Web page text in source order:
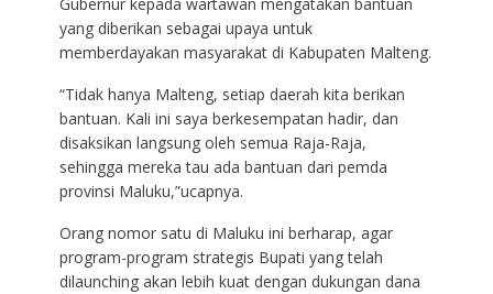
yang diberikan sebagai upaya untuk
memberdayakan masyarakat di Kabupaten Malteng.
“Tidak hanya Malteng, setiap daerah kita berikan
bantuan. Kali ini saya berkesempatan hadir, dan
disaksikan langsung oleh semua Raja-Raja,
sehingga mereka tau ada bantuan dari pemda
provinsi Maluku,”ucapnya.
Orang nomor satu di Maluku ini berharap, agar
program-program strategis Bupati yang telah
dilaunching akan lebih kuat dengan dukungan dana